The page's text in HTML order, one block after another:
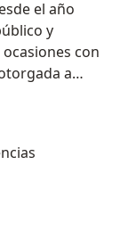
el año
y
con
a